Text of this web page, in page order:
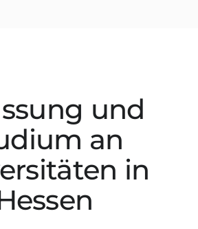
Studienkolleg
…
(NIS)
und
an
in